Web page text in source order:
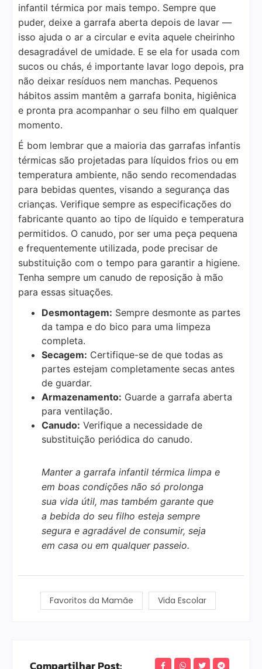
infantil térmica por mais tempo. Sempre que
puder, deixe a garrafa aberta depois de lavar —
isso ajuda o ar a circular e evita aquele cheirinho
desagradável de umidade. E se ela for usada com
sucos ou chás, é importante lavar logo depois, pra
não deixar resíduos nem manchas. Pequenos
hábitos assim mantêm a garrafa bonita, higiênica
e pronta pra acompanhar o seu filho em qualquer
momento.
É bom lembrar que a maioria das garrafas infantis
térmicas são projetadas para líquidos frios ou em
temperatura ambiente, não sendo recomendadas
para bebidas quentes, visando a segurança das
crianças. Verifique sempre as especificações do
fabricante quanto ao tipo de líquido e temperatura
permitidos. O canudo, por ser uma peça pequena
e frequentemente utilizada, pode precisar de
substituição com o tempo para garantir a higiene.
Tenha sempre um canudo de reposição à mão
para essas situações.
Desmontagem: Sempre desmonte as partes
da tampa e do bico para uma limpeza
completa.
Secagem: Certifique-se de que todas as
partes estejam completamente secas antes
de guardar.
Armazenamento: Guarde a garrafa aberta
para ventilação.
Canudo: Verifique a necessidade de
substituição periódica do canudo.
Manter a garrafa infantil térmica limpa e
em boas condições não só prolonga
sua vida útil, mas também garante que
a bebida do seu filho esteja sempre
segura e agradável de consumir, seja
em casa ou em qualquer passeio.
Favoritos da Mamãe Vida Escolar
Compartilhar Post: